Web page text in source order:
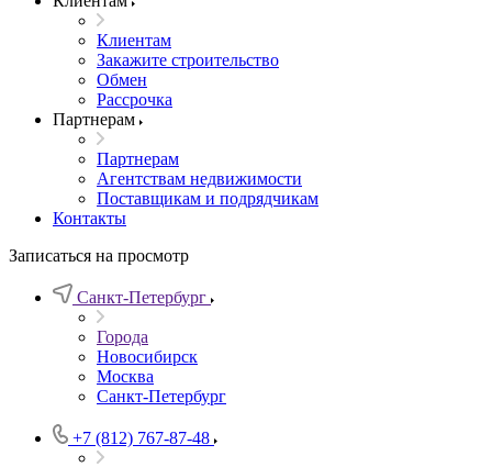
Клиентам
Закажите строительство
Обмен
Рассрочка
Партнерам
Партнерам
Агентствам недвижимости
Поставщикам и подрядчикам
Контакты
Записаться на просмотр
Санкт-Петербург
Города
Новосибирск
Москва
Санкт-Петербург
+7 (812) 767-87-48